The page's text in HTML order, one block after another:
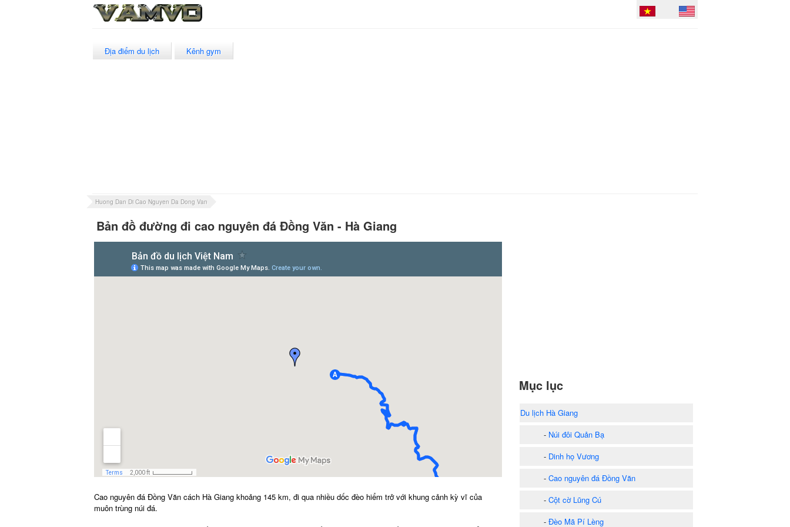
Địa điểm du lịch Kênh gym
Huong Dan Di Cao Nguyen Da Dong Van
Bản đồ đường đi cao nguyên đá Đồng Văn - Hà Giang
Cao nguyên đá Đồng Văn cách Hà Giang khoảng 145 km, đi qua nhiều dốc đèo hiểm trở với khung cảnh kỳ vĩ của
muôn trùng núi đá.
Mục lục
Du lịch Hà Giang
- Núi đôi Quản Bạ
- Dinh họ Vương
- Cao nguyên đá Đồng Văn
- Cột cờ Lũng Cú
- Đèo Mã Pí Lèng